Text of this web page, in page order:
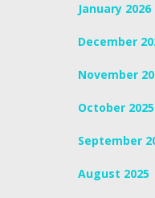
January 2026
December
November
October 2025
September
August 2025